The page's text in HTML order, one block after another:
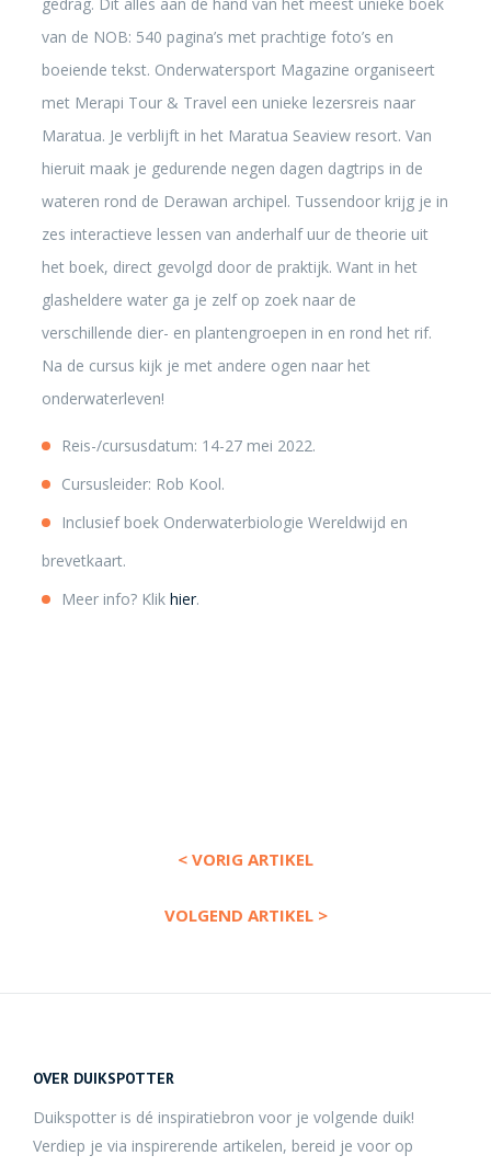
van de NOB: 540 pagina’s met prachtige foto’s en
boeiende tekst. Onderwatersport Magazine organiseert
met Merapi Tour & Travel een unieke lezersreis naar
Maratua. Je verblijft in het Maratua Seaview resort. Van
hieruit maak je gedurende negen dagen dagtrips in de
wateren rond de Derawan archipel. Tussendoor krijg je in
zes interactieve lessen van anderhalf uur de theorie uit
het boek, direct gevolgd door de praktijk. Want in het
glasheldere water ga je zelf op zoek naar de
verschillende dier- en plantengroepen in en rond het rif.
Na de cursus kijk je met andere ogen naar het
onderwaterleven!
Reis-/cursusdatum: 14-27 mei 2022.
Cursusleider: Rob Kool.
Inclusief boek Onderwaterbiologie Wereldwijd en
brevetkaart.
Meer info? Klik hier.
< VORIG ARTIKEL
VOLGEND ARTIKEL >
OVER DUIKSPOTTER
Duikspotter is dé inspiratiebron voor je volgende duik!
Verdiep je via inspirerende artikelen, bereid je voor op